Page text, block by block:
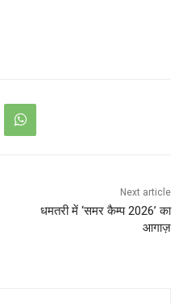
Next article
​धमतरी में ‘समर कैम्प 2026’ का
आगाज़